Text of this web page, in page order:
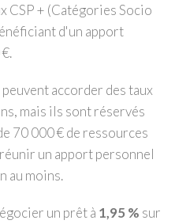
CSP + (Catégories Socio
d'un apport
accorder des taux
mais ils sont réservés
70 000 € de ressources
un apport personnel
au moins.
un prêt à 1,95 % sur